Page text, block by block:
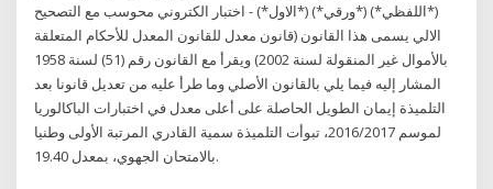
(*اللفظي*) (*ورقي*) (*الاول*) - اختبار الكتروني محوسب مع التصحيح
الالي يسمى هذا القانون (قانون معدل للقانون المعدل للأحكام المتعلقة
بالأموال غير المنقولة لسنة 2002) ويقرأ مع القانون رقم (51) لسنة 1958
المشار إليه فيما يلي بالقانون الأصلي وما طرأ عليه من تعديل قانونا بعد
التلميذة إيمان الطويل الحاصلة على أعلى معدل في اختبارات الباكالوريا
لموسم 2016/2017، تبوأت التلميذة سمية القادري المرتبة الأولى وطنيا
بالامتحان الجهوي، بمعدل 19.40.